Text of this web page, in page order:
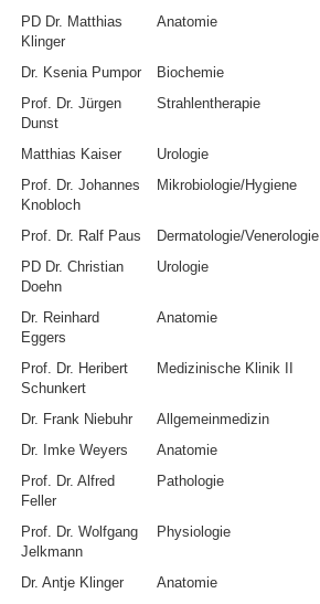
PD Dr. Matthias
Klinger
Anatomie
Dr. Ksenia Pumpor Biochemie
Prof. Dr. Jürgen
Dunst
Strahlentherapie
Matthias Kaiser Urologie
Prof. Dr. Johannes
Knobloch
Mikrobiologie/Hygiene
Prof. Dr. Ralf Paus Dermatologie/Venerologie
PD Dr. Christian
Doehn
Urologie
Dr. Reinhard
Eggers
Anatomie
Prof. Dr. Heribert
Schunkert
Medizinische Klinik II
Dr. Frank Niebuhr Allgemeinmedizin
Dr. Imke Weyers
Anatomie
Prof. Dr. Alfred
Feller
Pathologie
Prof. Dr. Wolfgang
Jelkmann
Physiologie
Dr. Antje Klinger Anatomie